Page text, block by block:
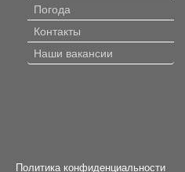
Погода
Контакты
Наши вакансии
Политика конфиденциальности